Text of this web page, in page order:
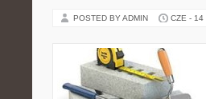
POSTED BY ADMIN CZE - 14